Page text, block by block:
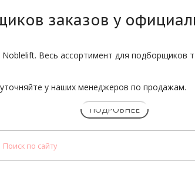
заказов у
Весь ассортимент для подборщиков
у наших менеджеров по продажам.
ПОДРОБНЕЕ